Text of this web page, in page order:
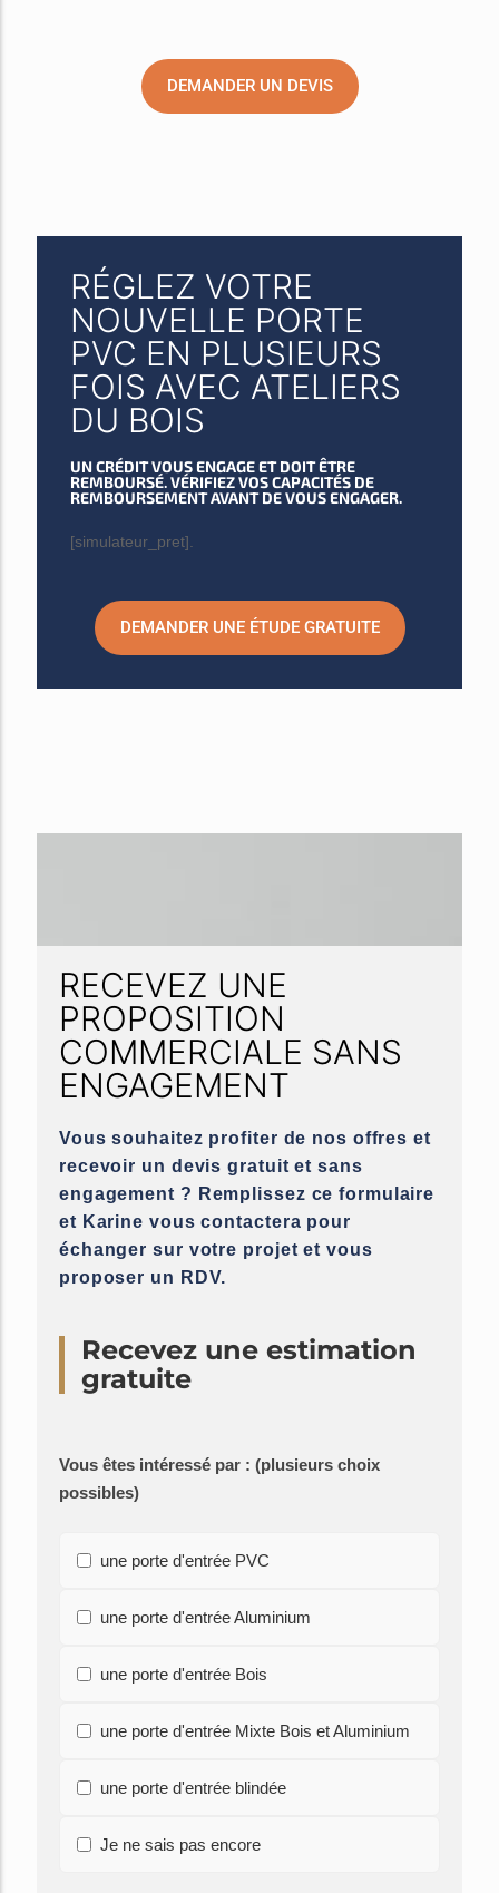
DEMANDER UN DEVIS
RÉGLEZ VOTRE
NOUVELLE PORTE
PVC EN PLUSIEURS
FOIS AVEC ATELIERS
DU BOIS
UN CRÉDIT VOUS ENGAGE ET DOIT ÊTRE
REMBOURSÉ. VÉRIFIEZ VOS CAPACITÉS DE
REMBOURSEMENT AVANT DE VOUS ENGAGER.
[simulateur_pret].
DEMANDER UNE ÉTUDE GRATUITE
RECEVEZ UNE
PROPOSITION
COMMERCIALE SANS
ENGAGEMENT
Vous souhaitez profiter de nos offres et
recevoir un devis gratuit et sans
engagement ? Remplissez ce formulaire
et Karine vous contactera pour
échanger sur votre projet et vous
proposer un RDV.
Recevez une estimation
gratuite
Vous êtes intéressé par : (plusieurs choix
possibles)
une porte d'entrée PVC
une porte d'entrée Aluminium
une porte d'entrée Bois
une porte d'entrée Mixte Bois et Aluminium
une porte d'entrée blindée
Je ne sais pas encore